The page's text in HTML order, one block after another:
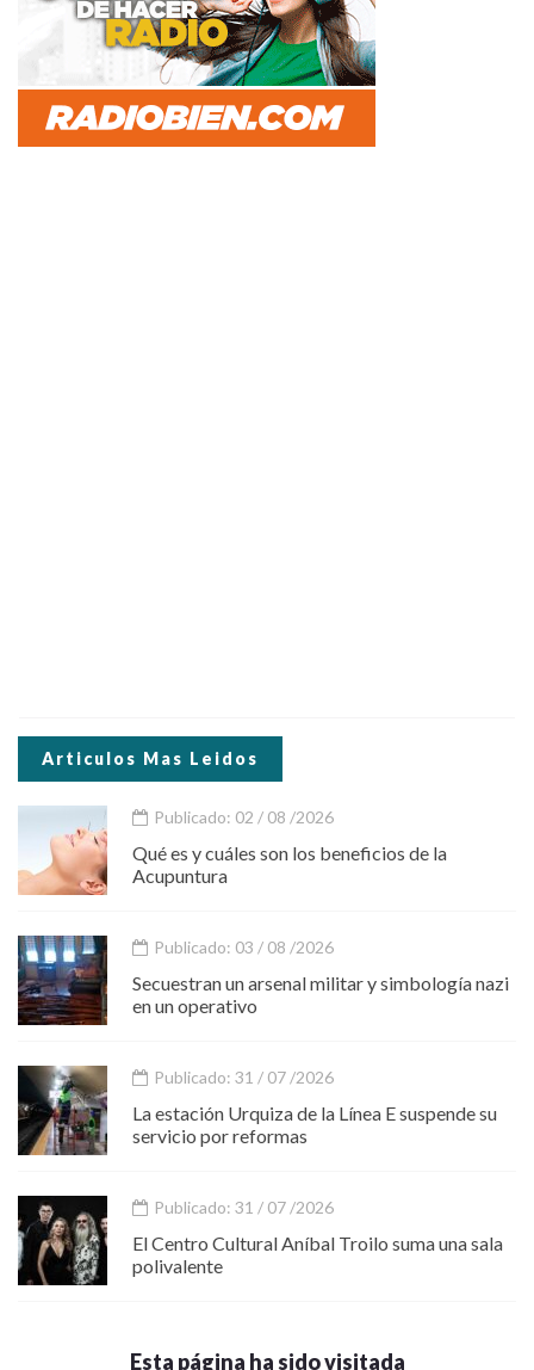
Articulos Mas Leidos
Publicado: 02 / 08 /2026
Qué es y cuáles son los beneficios de la
Acupuntura
Publicado: 03 / 08 /2026
Secuestran un arsenal militar y simbología nazi
en un operativo
Publicado: 31 / 07 /2026
La estación Urquiza de la Línea E suspende su
servicio por reformas
Publicado: 31 / 07 /2026
El Centro Cultural Aníbal Troilo suma una sala
polivalente
Esta página ha sido visitada